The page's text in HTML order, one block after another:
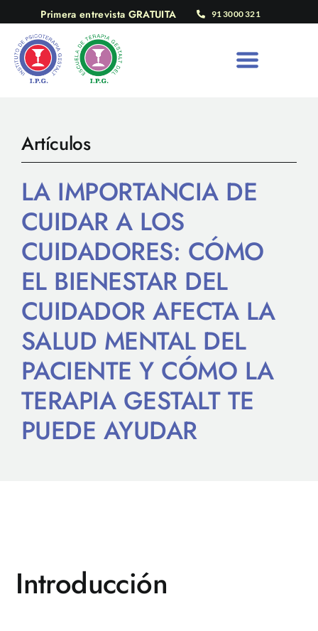
contenido
Primera entrevista GRATUITA 91 3000 321
Artículos
LA IMPORTANCIA DE
CUIDAR A LOS
CUIDADORES: CÓMO
EL BIENESTAR DEL
CUIDADOR AFECTA LA
SALUD MENTAL DEL
PACIENTE Y CÓMO LA
TERAPIA GESTALT TE
PUEDE AYUDAR
Introducción